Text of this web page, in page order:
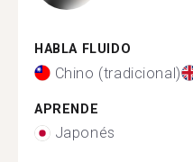
HABLA FLUIDO
Chino (tradicional)
APRENDE
Japonés